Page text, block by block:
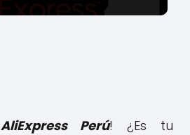
AliExpress Perú! ¿Es tu